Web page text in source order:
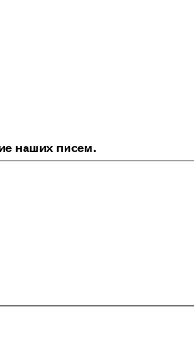
наших писем.